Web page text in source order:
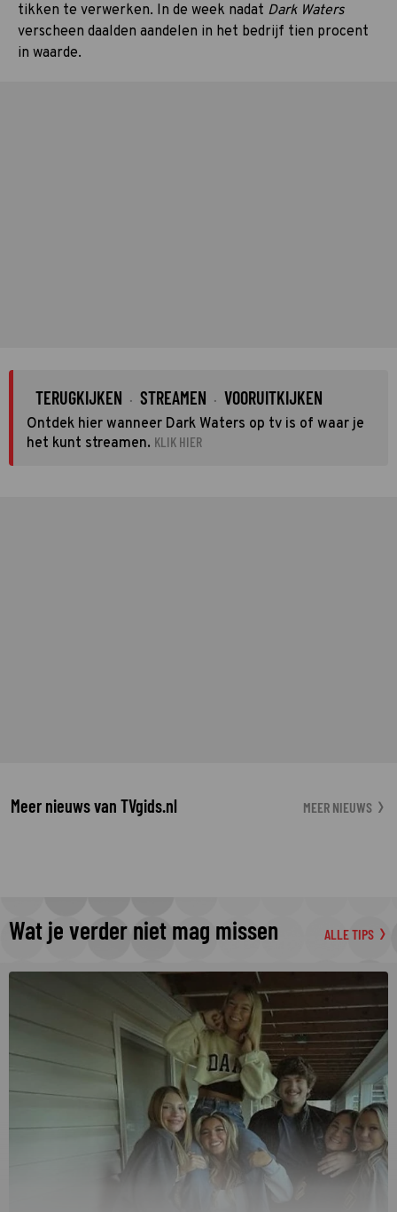
tikken te verwerken. In de week nadat Dark Waters
verscheen daalden aandelen in het bedrijf tien procent
in waarde.
TERUGKIJKEN · STREAMEN · VOORUITKIJKEN
Ontdek hier wanneer Dark Waters op tv is of waar je
het kunt streamen. KLIK HIER
Meer nieuws van TVgids.nl MEER NIEUWS
Wat je verder niet mag missen ALLE TIPS